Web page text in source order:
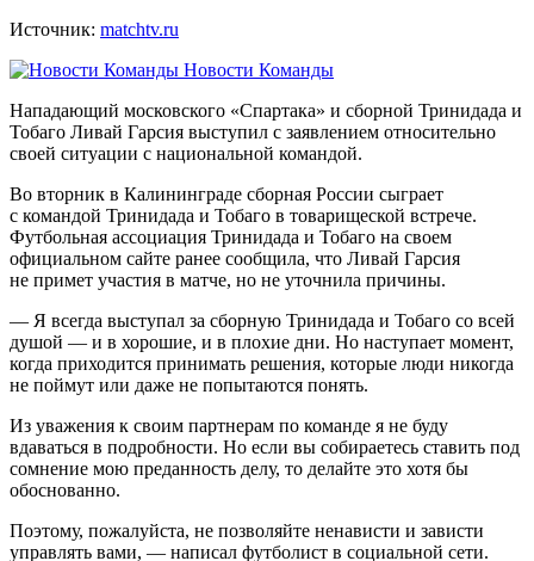
Источник: matchtv.ru
Новости Команды
Нападающий московского «Спартака» и сборной Тринидада и
Тобаго Ливай Гарсия выступил с заявлением относительно
своей ситуации с национальной командой.
Во вторник в Калининграде сборная России сыграет
с командой Тринидада и Тобаго в товарищеской встрече.
Футбольная ассоциация Тринидада и Тобаго на своем
официальном сайте ранее сообщила, что Ливай Гарсия
не примет участия в матче, но не уточнила причины.
— Я всегда выступал за сборную Тринидада и Тобаго со всей
душой — и в хорошие, и в плохие дни. Но наступает момент,
когда приходится принимать решения, которые люди никогда
не поймут или даже не попытаются понять.
Из уважения к своим партнерам по команде я не буду
вдаваться в подробности. Но если вы собираетесь ставить под
сомнение мою преданность делу, то делайте это хотя бы
обоснованно.
Поэтому, пожалуйста, не позволяйте ненависти и зависти
управлять вами, — написал футболист в социальной сети.